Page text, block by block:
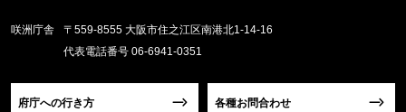
咲洲庁舎
〒559-8555 大阪市住之江区南港北1-14-16
代表電話番号 06-6941-0351
府庁への行き方 各種お問合わせ